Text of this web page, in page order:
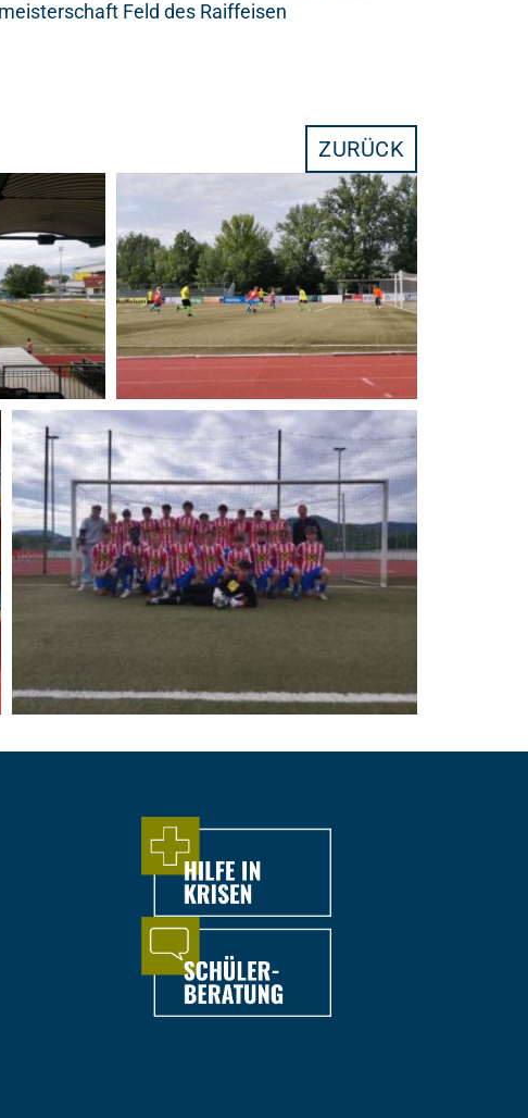
Feld des Raiffeisen
ZURÜCK